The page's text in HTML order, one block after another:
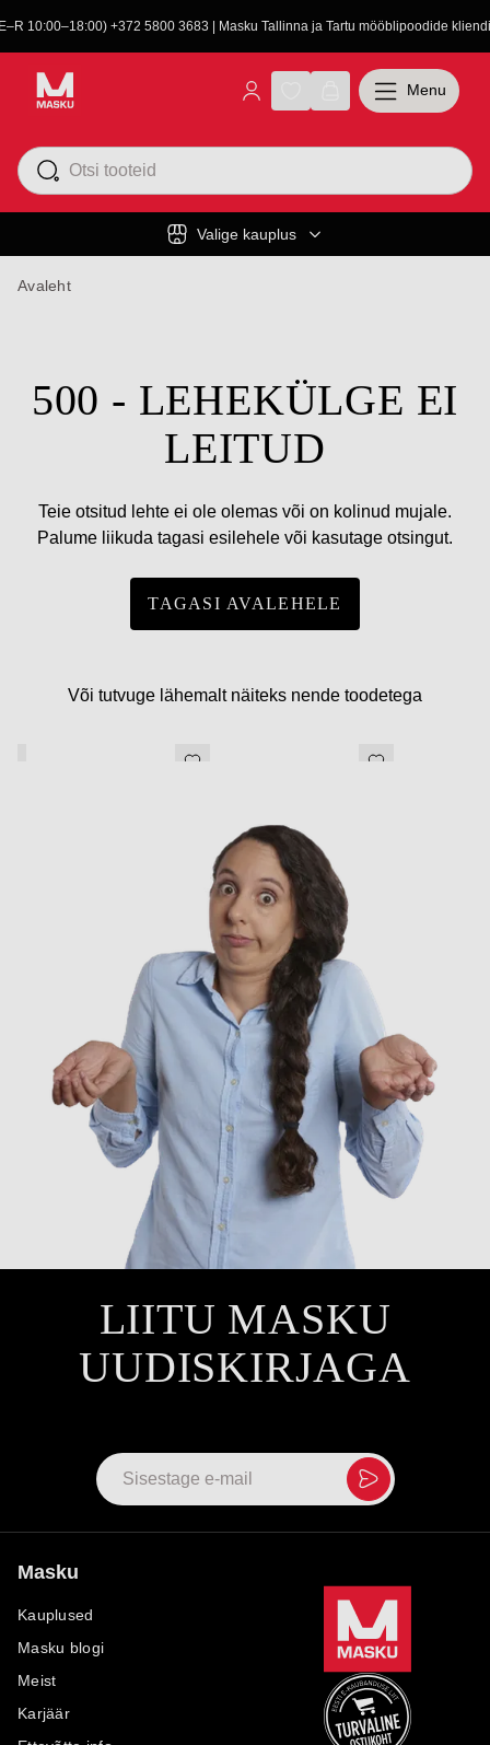
10:00–18:00) +372 5800 3683 | Masku Tallinna ja Tartu mööblipoodide
Valige kauplus
Menu
Avaleht
500 - LEHEKÜLGE EI
LEITUD
Teie otsitud lehte ei ole olemas või on kolinud mujale.
Palume liikuda tagasi esilehele või kasutage otsingut.
TAGASI AVALEHELE
Või tutvuge lähemalt näiteks nende toodetega
LIITU MASKU
UUDISKIRJAGA
Masku
Kauplused
Masku blogi
Meist
Karjäär